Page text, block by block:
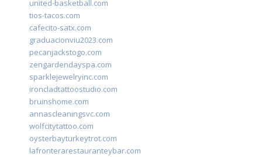
united-basketball.com
tios-tacos.com
cafecito-satx.com
graduacionviu2023.com
pecanjackstogo.com
zengardendayspa.com
sparklejewelryinc.com
ironcladtattoostudio.com
bruinshome.com
annascleaningsvc.com
wolfcitytattoo.com
oysterbayturkeytrot.com
lafronterarestauranteybar.com